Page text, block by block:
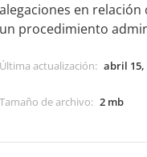
alegaciones en
un procedimiento
Última actualización: abril 15,
Tamaño de archivo: 2 mb